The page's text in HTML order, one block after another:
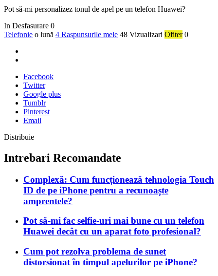
Pot să-mi personalizez tonul de apel pe un telefon Huawei?
In Desfasurare 0
Telefonie o lună 4 Raspunsurile mele 48 Vizualizari Ofiter 0
Facebook
Twitter
Google plus
Tumblr
Pinterest
Email
Distribuie
Intrebari Recomandate
Complexă: Cum funcționează tehnologia Touch
ID de pe iPhone pentru a recunoaște
amprentele?
Pot să-mi fac selfie-uri mai bune cu un telefon
Huawei decât cu un aparat foto profesional?
Cum pot rezolva problema de sunet
distorsionat în timpul apelurilor pe iPhone?